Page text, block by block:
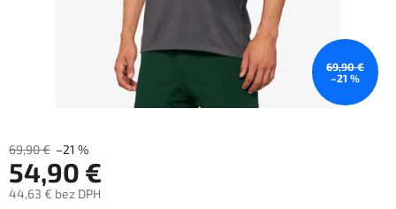
69,90 €
–21 %
69,90 € –21 %
54,90 €
44,63 € bez DPH